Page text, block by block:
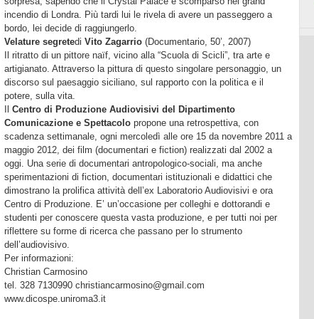
incendio di Londra. Più tardi lui le rivela di avere un passeggero a
bordo, lei decide di raggiungerlo.
Velature segretedi Vito Zagarrio(Documentario, 50’ , 2007)
Il ritratto di un pittore naïf, vicino alla “Scuola di Scicli”, tra arte e
artigianato. Attraverso la pittura di questo singolare personaggio, un
discorso sul paesaggio siciliano, sul rapporto con la politica e il
potere, sulla vita.
Il Centro di Produzione Audiovisivi del Dipartimento
Comunicazione e Spettacolo propone una retrospettiva, con
scadenza settimanale, ogni mercoledì alle ore 15 da novembre 2011 a
maggio 2012, dei film (documentari e fiction) realizzati dal 2002 a
oggi. Una serie di documentari antropologico-sociali, ma anche
sperimentazioni di fiction, documentari istituzionali e didattici che
dimostrano la prolifica attività dell’ex Laboratorio Audiovisivi e ora
Centro di Produzione. E’ un’occasione per colleghi e dottorandi e
studenti per conoscere questa vasta produzione, e per tutti noi per
riflettere su forme di ricerca che passano per lo strumento
dell’audiovisivo.
Per informazioni:
Christian Carmosino
tel. 328 7130990 christiancarmosino@gmail.com
www.dicospe.uniroma3.it